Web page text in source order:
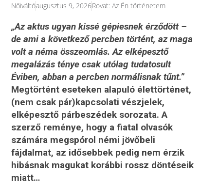
Nőiváltóaugusztus 9, 2026Rovat: Az Én történetem
„Az aktus ugyan kissé gépiesnek érződött –
de ami a következő percben történt, az maga
volt a néma összeomlás. Az elképesztő
megalázás ténye csak utólag tudatosult
Éviben, abban a percben normálisnak tűnt.”
Megtörtént eseteken alapuló élettörténet,
(nem csak pár)kapcsolati vészjelek,
elképesztő párbeszédek sorozata. A
szerző reménye, hogy a fiatal olvasók
számára megspórol némi jövőbeli
fájdalmat, az idősebbek pedig nem érzik
hibásnak magukat korábbi rossz döntéseik
miatt…